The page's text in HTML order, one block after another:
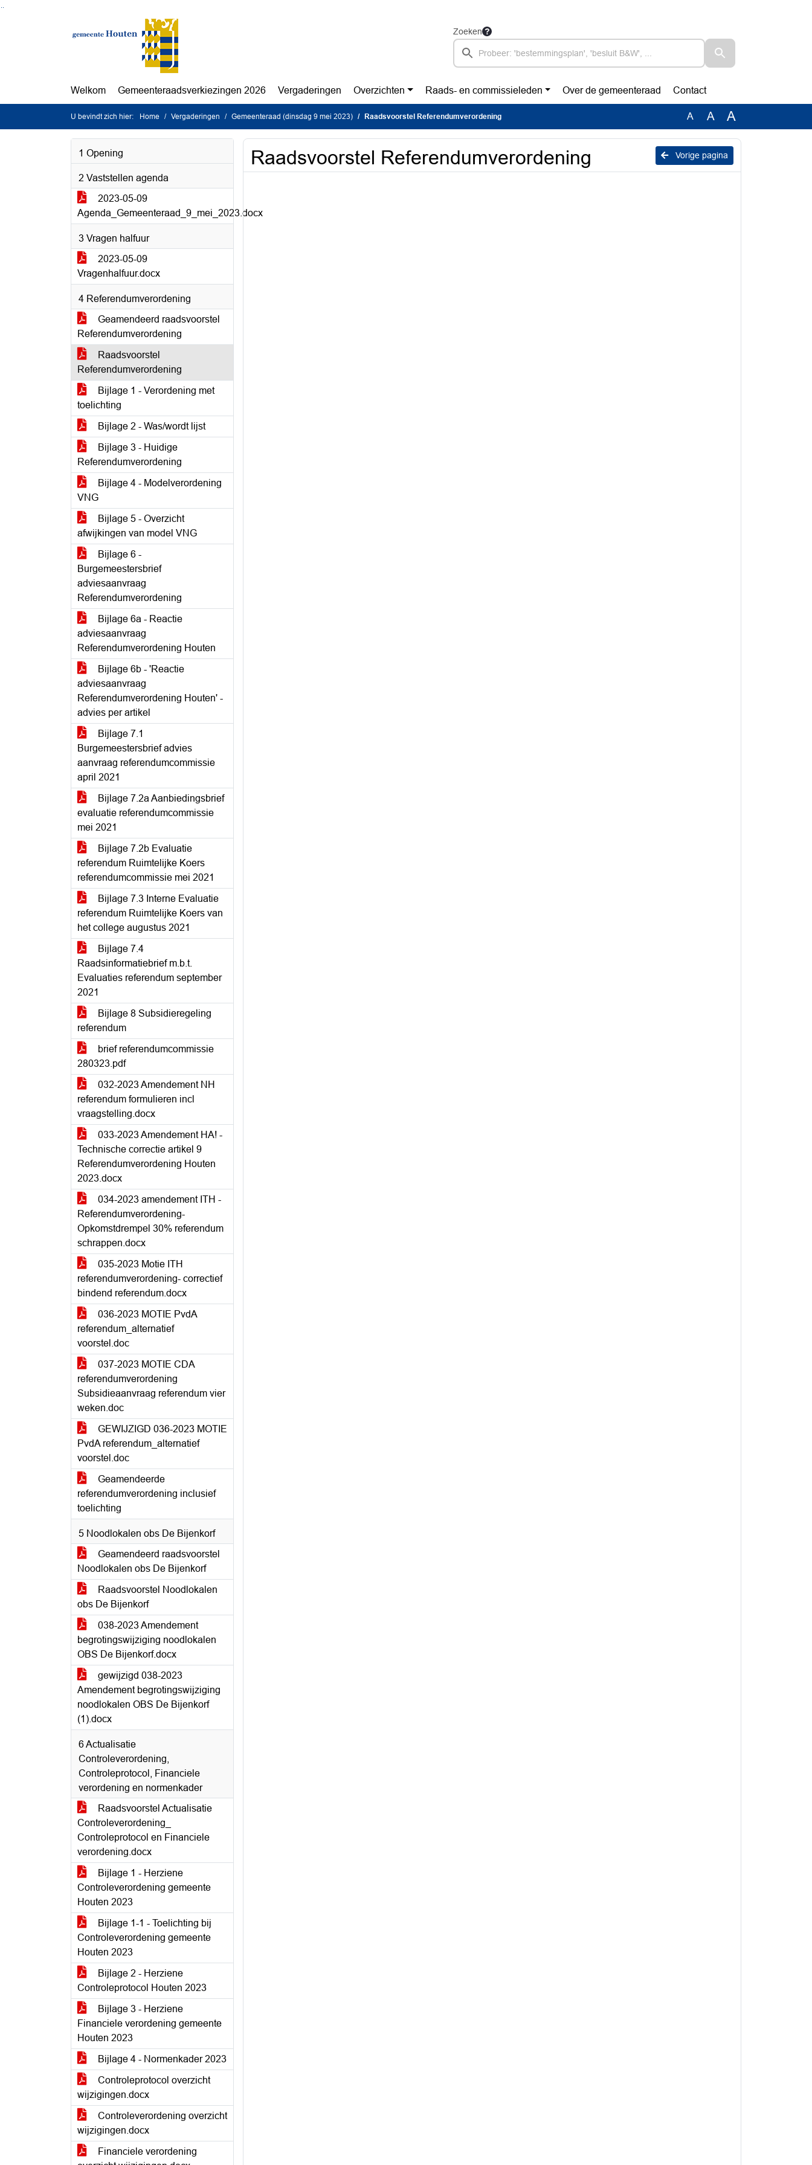
Zoeken
Welkom Gemeenteraadsverkiezingen 2026 Vergaderingen Overzichten Raads- en commissieleden Over de gemeenteraad Contact
U bevindt zich hier: Home Vergaderingen Gemeenteraad (dinsdag 9 mei 2023) Raadsvoorstel Referendumverordening A A A
1 Opening
2 Vaststellen agenda
2023-05-09
Agenda_Gemeenteraad_9_mei_2023.docx
3 Vragen halfuur
2023-05-09
Vragenhalfuur.docx
4 Referendumverordening
Geamendeerd raadsvoorstel
Referendumverordening
Raadsvoorstel
Referendumverordening
Bijlage 1 - Verordening met
toelichting
Bijlage 2 - Was/wordt lijst
Bijlage 3 - Huidige
Referendumverordening
Bijlage 4 - Modelverordening
VNG
Bijlage 5 - Overzicht
afwijkingen van model VNG
Bijlage 6 -
Burgemeestersbrief
adviesaanvraag
Referendumverordening
Bijlage 6a - Reactie
adviesaanvraag
Referendumverordening Houten
Bijlage 6b - 'Reactie
adviesaanvraag
Referendumverordening Houten' -
advies per artikel
Bijlage 7.1
Burgemeestersbrief advies
aanvraag referendumcommissie
april 2021
Bijlage 7.2a Aanbiedingsbrief
evaluatie referendumcommissie
mei 2021
Bijlage 7.2b Evaluatie
referendum Ruimtelijke Koers
referendumcommissie mei 2021
Bijlage 7.3 Interne Evaluatie
referendum Ruimtelijke Koers van
het college augustus 2021
Bijlage 7.4
Raadsinformatiebrief m.b.t.
Evaluaties referendum september
2021
Bijlage 8 Subsidieregeling
referendum
brief referendumcommissie
280323.pdf
032-2023 Amendement NH
referendum formulieren incl
vraagstelling.docx
033-2023 Amendement HA! -
Technische correctie artikel 9
Referendumverordening Houten
2023.docx
034-2023 amendement ITH -
Referendumverordening-
Opkomstdrempel 30% referendum
schrappen.docx
035-2023 Motie ITH
referendumverordening- correctief
bindend referendum.docx
036-2023 MOTIE PvdA
referendum_alternatief
voorstel.doc
037-2023 MOTIE CDA
referendumverordening
Subsidieaanvraag referendum vier
weken.doc
GEWIJZIGD 036-2023 MOTIE
PvdA referendum_alternatief
voorstel.doc
Geamendeerde
referendumverordening inclusief
toelichting
5 Noodlokalen obs De Bijenkorf
Geamendeerd raadsvoorstel
Noodlokalen obs De Bijenkorf
Raadsvoorstel Noodlokalen
obs De Bijenkorf
038-2023 Amendement
begrotingswijziging noodlokalen
OBS De Bijenkorf.docx
gewijzigd 038-2023
Amendement begrotingswijziging
noodlokalen OBS De Bijenkorf
(1).docx
6 Actualisatie
Controleverordening,
Controleprotocol, Financiele
verordening en normenkader
Raadsvoorstel Actualisatie
Controleverordening_
Controleprotocol en Financiele
verordening.docx
Bijlage 1 - Herziene
Controleverordening gemeente
Houten 2023
Bijlage 1-1 - Toelichting bij
Controleverordening gemeente
Houten 2023
Bijlage 2 - Herziene
Controleprotocol Houten 2023
Bijlage 3 - Herziene
Financiele verordening gemeente
Houten 2023
Bijlage 4 - Normenkader 2023
Controleprotocol overzicht
wijzigingen.docx
Controleverordening overzicht
wijzigingen.docx
Financiele verordening
Vorige pagina
Raadsvoorstel Referendumverordening